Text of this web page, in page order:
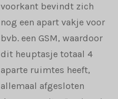
voorkant bevindt zich
nog een apart vakje voor
bvb. een GSM, waardoor
dit heuptasje totaal 4
aparte ruimtes heeft,
allemaal afgesloten